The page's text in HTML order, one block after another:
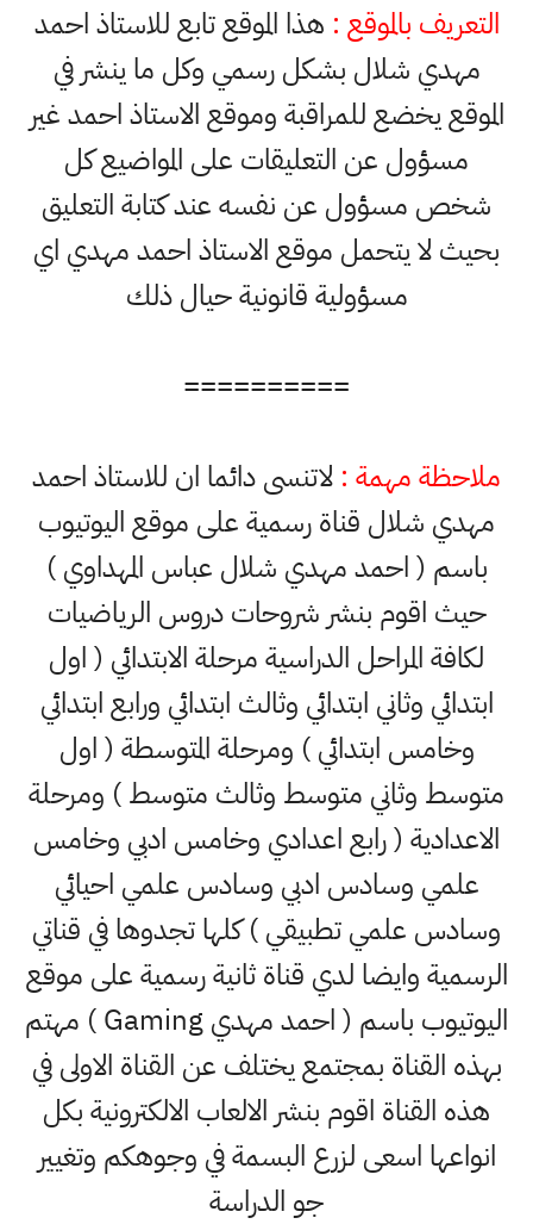
التعريف بالموقع : هذا الموقع تابع للاستاذ احمد
مهدي شلال بشكل رسمي وكل ما ينشر في
الموقع يخضع للمراقبة وموقع الاستاذ احمد غير
مسؤول عن التعليقات على المواضيع كل
شخص مسؤول عن نفسه عند كتابة التعليق
بحيث لا يتحمل موقع الاستاذ احمد مهدي اي
مسؤولية قانونية حيال ذلك
==========
ملاحظة مهمة : لاتنسى دائما ان للاستاذ احمد
مهدي شلال قناة رسمية على موقع اليوتيوب
باسم ( احمد مهدي شلال عباس المهداوي )
حيث اقوم بنشر شروحات دروس الرياضيات
لكافة المراحل الدراسية مرحلة الابتدائي ( اول
ابتدائي وثاني ابتدائي وثالث ابتدائي ورابع ابتدائي
وخامس ابتدائي ) ومرحلة المتوسطة ( اول
متوسط وثاني متوسط وثالث متوسط ) ومرحلة
الاعدادية ( رابع اعدادي وخامس ادبي وخامس
علمي وسادس ادبي وسادس علمي احيائي
وسادس علمي تطبيقي ) كلها تجدوها في قناتي
الرسمية وايضا لدي قناة ثانية رسمية على موقع
اليوتيوب باسم ( احمد مهدي Gaming ) مهتم
بهذه القناة بمجتمع يختلف عن القناة الاولى في
هذه القناة اقوم بنشر الالعاب الالكترونية بكل
انواعها اسعى لزرع البسمة في وجوهكم وتغيير
جو الدراسة